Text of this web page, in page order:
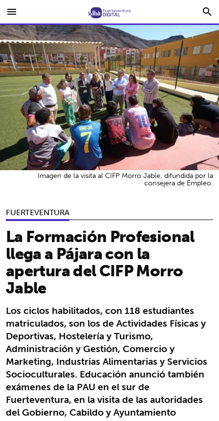
menu search
FUERTEVENTURA
La Formación Profesional
llega a Pájara con la
apertura del CIFP Morro
Jable
Los ciclos habilitados, con 118 estudiantes
matriculados, son los de Actividades Físicas y
Deportivas, Hostelería y Turismo,
Administración y Gestión, Comercio y
Marketing, Industrias Alimentarias y Servicios
Socioculturales. Educación anunció también
exámenes de la PAU en el sur de
Fuerteventura, en la visita de las autoridades
del Gobierno, Cabildo y Ayuntamiento
Imagen de la visita al CIFP Morro Jable, difundida por la
consejera de Empleo.